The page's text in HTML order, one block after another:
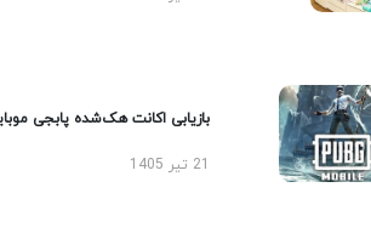
بازیابی اکانت هک‌شده پابجی موبایل